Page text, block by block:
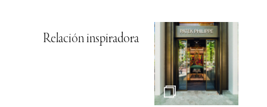
Relación inspiradora